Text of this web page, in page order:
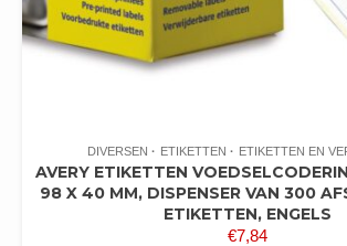
DIVERSEN ETIKETTEN ETIKETTEN EN
AVERY ETIKETTEN
98 X 40 MM, DISPENSER VAN 300
ETIKETTEN, ENGELS
€7,84